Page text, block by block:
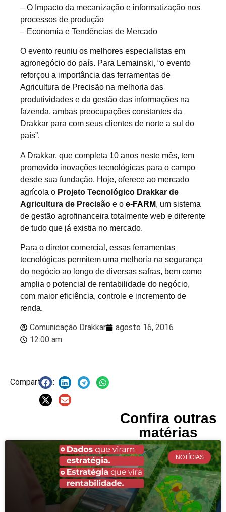
– O Impacto da mecanização e informatização nos
processos de produção
– Economia e Tendências de Mercado
O evento reuniu os melhores especialistas em
agronegócio do país. Para Lemainski, “o evento
reforçou a importância das ferramentas de
Agricultura de Precisão na melhoria das
produtividades e da gestão das informações na
fazenda, ambas preocupações constantes da
Drakkar para com seus clientes de norte a sul do
país”.
A Drakkar, que completa 10 anos neste mês, tem
promovido inovações tecnológicas para o campo
desde sua fundação. Hoje, oferece ao mercado
agrícola o Projeto Tecnológico Drakkar de
Agricultura de Precisão e o e-FARM, um sistema
de gestão agrofinanceira totalmente web e diferente
de tudo que já existia no mercado.
Para o diretor comercial, essas ferramentas
tecnológicas permitem uma melhoria na segurança
do negócio ao longo de diversas safras, bem como
amplia o potencial de rentabilidade do negócio,
com maior eficiência, controle e incremento de
renda.
Comunicação Drakkar
agosto 16, 2016
12:00 am
Confira outras
matérias
Compartilhe:
NOTÍCIAS